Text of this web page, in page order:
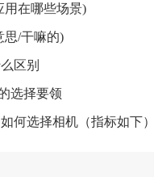
用在哪些场景)
思/干嘛的)
区别
选择要领
何选择相机（指标如下